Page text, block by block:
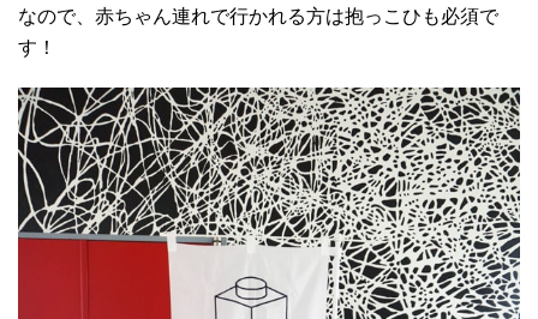
なので、赤ちゃん連れで行かれる方は抱っこひも必須で
す！